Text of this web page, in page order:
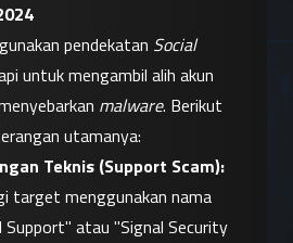
pendekatan Social
untuk mengambil alih akun
malware. Berikut
utamanya:
Teknis (Support Scam):
target menggunakan nama
Support" atau "Signal Security